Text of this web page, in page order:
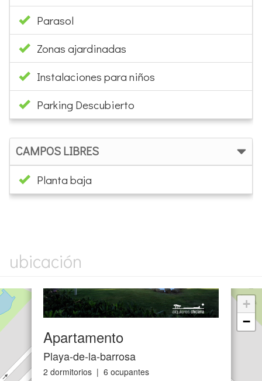
Parasol
Zonas ajardinadas
Instalaciones para niños
Parking Descubierto
CAMPOS LIBRES
Planta baja
ubicación
Apartamento
Playa-de-la-barrosa
2 dormitorios | 6 ocupantes
+
−